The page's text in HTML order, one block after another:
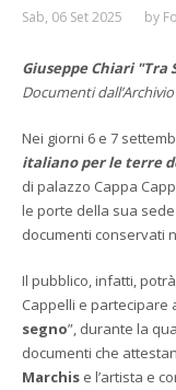
Sab, 06 Set 2025 by
Giuseppe Chiari "Tra
Documenti
Nei giorni 6 e 7
italiano per le terre
di palazzo Cappa
le porte della sua
documenti conservati
Il pubblico, infatti,
Cappelli e partecipare
segno”, durante la
documenti che
Marchis e l’artista e